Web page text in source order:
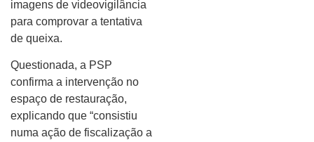
imagens de videovigilância
para comprovar a tentativa
de queixa.
Questionada, a PSP
confirma a intervenção no
espaço de restauração,
explicando que “consistiu
numa ação de fiscalização a